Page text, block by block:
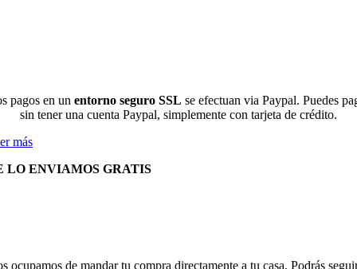
pagos en un entorno seguro SSL se efectuan via Paypal. Puedes
sin tener una cuenta Paypal, simplemente con tarjeta de crédito.
más
LO ENVIAMOS GRATIS
ocupamos de mandar tu compra directamente a tu casa. Podrás